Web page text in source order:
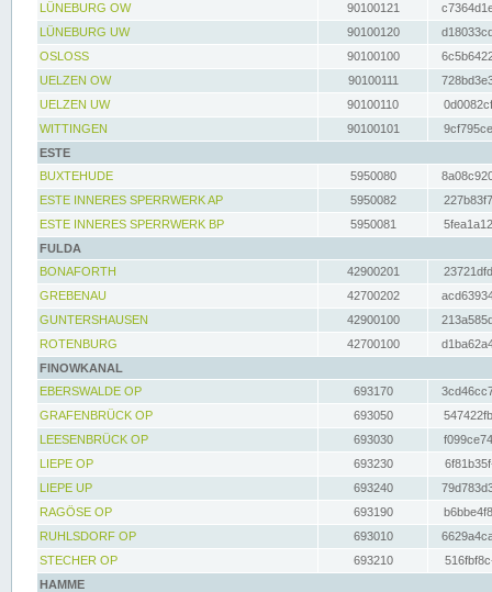
LÜNEBURG OW
90100121
LÜNEBURG UW
90100120
OSLOSS
90100100
UELZEN OW
90100111
UELZEN UW
90100110
WITTINGEN
90100101
ESTE
BUXTEHUDE
5950080
ESTE INNERES SPERRWERK AP
5950082
ESTE INNERES SPERRWERK BP
5950081
FULDA
BONAFORTH
42900201
GREBENAU
42700202
GUNTERSHAUSEN
42900100
ROTENBURG
42700100
FINOWKANAL
EBERSWALDE OP
693170
GRAFENBRÜCK OP
693050
LEESENBRÜCK OP
693030
LIEPE OP
693230
LIEPE UP
693240
RAGÖSE OP
693190
RUHLSDORF OP
693010
STECHER OP
693210
HAMME